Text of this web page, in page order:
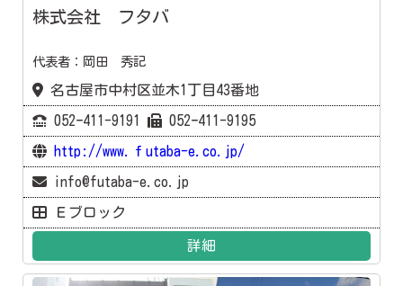
株式会社 フタバ
代表者：岡田 秀記
名古屋市中村区並木1丁目43番地
052ｰ411-9191 052ｰ411-9195
http://www.ｆutaba-e.co.jp/
info@futaba-e.co.jp
Ｅブロック
詳細